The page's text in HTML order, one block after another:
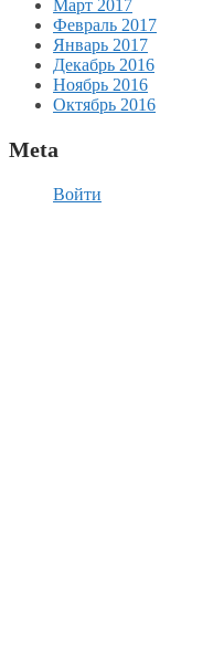
Март 2017
Февраль 2017
Январь 2017
Декабрь 2016
Ноябрь 2016
Октябрь 2016
Meta
Войти